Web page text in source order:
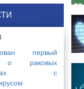
первый
о раковых
с